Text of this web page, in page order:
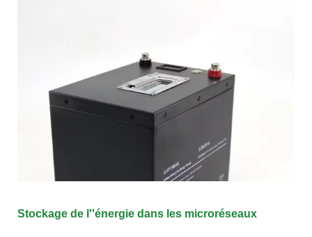
Stockage de l''énergie dans les microréseaux